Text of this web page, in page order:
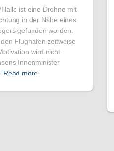
ist eine Drohne mit
in der Nähe eines
gefunden worden.
Flughafen zeitweise
wird nicht
Innenminister
Read more